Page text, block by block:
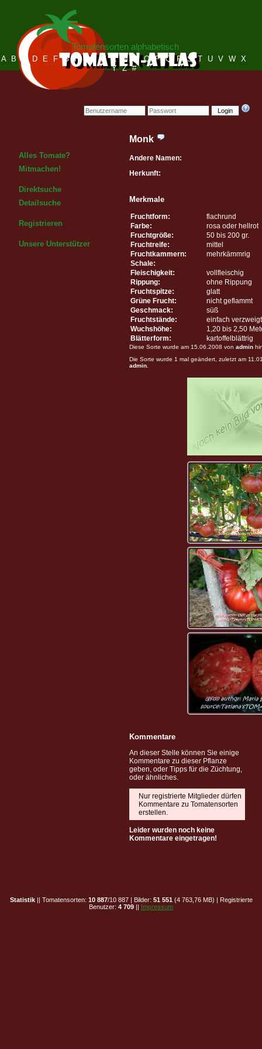
Login
Tomatensorten alphabetisch
A B C D E F G H I J K L M N O P Q R S T U V W X
Y Z #
Alles Tomate?
Mitmachen!
Direktsuche
Detailsuche
Registrieren
Unsere Unterstützer
Monk
Andere Namen:
Herkunft:
Merkmale
Fruchtform:
flachrund
Farbe:
rosa oder hellrot
Fruchtgröße:
50 bis 200 gr.
Fruchtreife:
mittel
Fruchtkammern:
mehrkämmrig
Schale:
Fleischigkeit:
vollfleischig
Rippung:
ohne Rippung
Fruchtspitze:
glatt
Grüne Frucht:
nicht geflammt
Geschmack:
süß
Fruchtstände:
einfach verzweigt
Wuchshöhe:
1,20 bis 2,50
Blätterform:
kartoffelblättrig
Diese Sorte wurde am 15.06.2008 von admin
Die Sorte wurde 1 mal geändert, zuletzt am
admin
Kommentare
An dieser Stelle können Sie einige
Kommentare zu dieser Pflanze
geben, oder Tipps für die Züchtung,
oder ähnliches.
Nur registrierte Mitglieder dürfen
Kommentare zu Tomatensorten
erstellen.
Leider wurden noch keine
Kommentare eingetragen!
Statistik|| Tomatensorten: 10 887/10 887 | Bilder: 51 551 (4 763,76 MB) | Registrierte
Benutzer: 4 709 || Impressum